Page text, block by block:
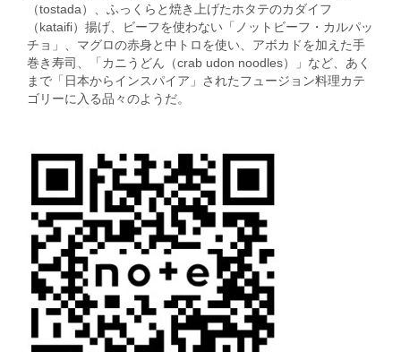
（tostada）、ふっくらと焼き上げたホタテのカダイフ
（kataifi）揚げ、ビーフを使わない「ノットビーフ・カルパッ
チョ」、マグロの赤身と中トロを使い、アボカドを加えた手
巻き寿司、「カニうどん（crab udon noodles）」など、あく
まで「日本からインスパイア」されたフュージョン料理カテ
ゴリーに入る品々のようだ。